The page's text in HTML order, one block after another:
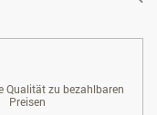
Qualität zu bezahlbaren
Preisen